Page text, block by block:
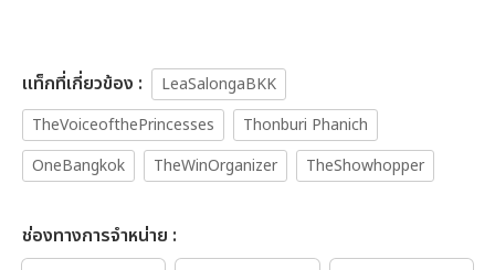
เเท็กที่เกี่ยวข้อง :
LeaSalongaBKK
TheVoiceofthePrincesses
Thonburi Phanich
OneBangkok
TheWinOrganizer TheShowhopper
ช่องทางการจำหน่าย :